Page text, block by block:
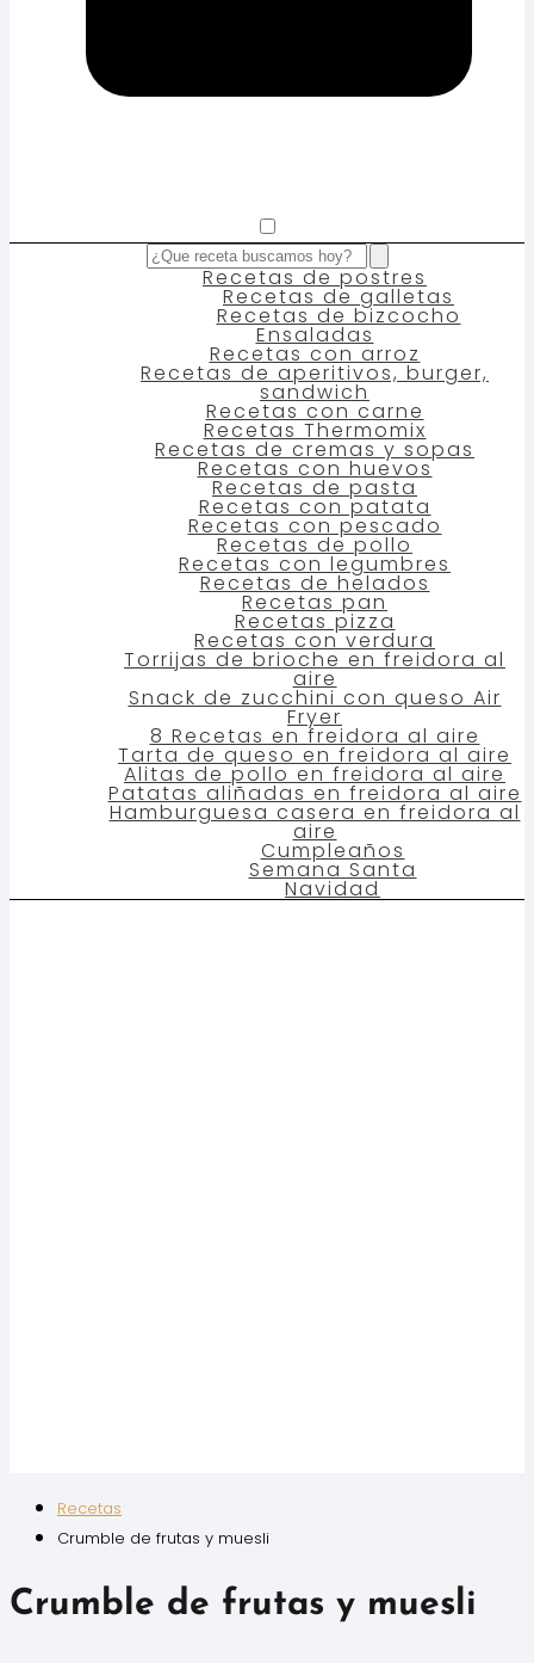
Recetas de postres
Recetas de galletas
Recetas de bizcocho
Ensaladas
Recetas con arroz
Recetas de aperitivos, burger,
sandwich
Recetas con carne
Recetas Thermomix
Recetas de cremas y sopas
Recetas con huevos
Recetas de pasta
Recetas con patata
Recetas con pescado
Recetas de pollo
Recetas con legumbres
Recetas de helados
Recetas pan
Recetas pizza
Recetas con verdura
Torrijas de brioche en freidora al
aire
Snack de zucchini con queso Air
Fryer
8 Recetas en freidora al aire
Tarta de queso en freidora al aire
Alitas de pollo en freidora al aire
Patatas aliñadas en freidora al aire
Hamburguesa casera en freidora al
aire
Cumpleaños
Semana Santa
Navidad
Recetas
Crumble de frutas y muesli
Crumble de frutas y muesli